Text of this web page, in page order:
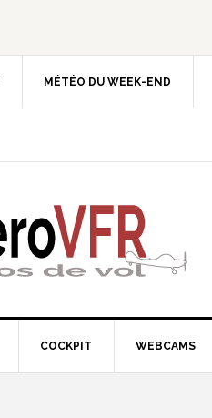
MÉTÉO DU WEEK-END
COCKPIT WEBCAMS